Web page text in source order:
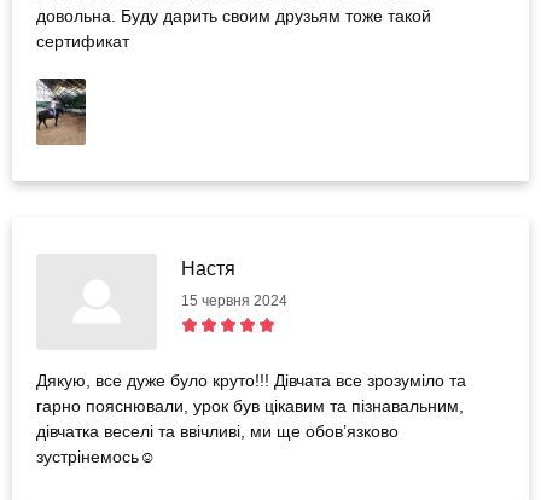
довольна. Буду дарить своим друзьям тоже такой
сертификат
Настя
15 червня 2024
Дякую, все дуже було круто!!! Дівчата все зрозуміло та
гарно пояснювали, урок був цікавим та пізнавальним,
дівчатка веселі та ввічливі, ми ще обов’язково
зустрінемось☺️